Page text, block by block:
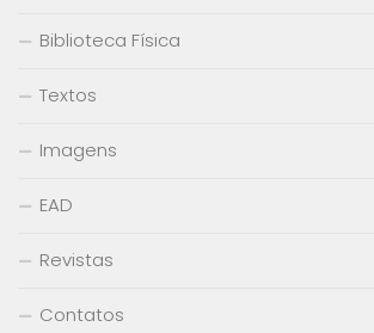
Biblioteca Física
Textos
Imagens
EAD
Revistas
Contatos